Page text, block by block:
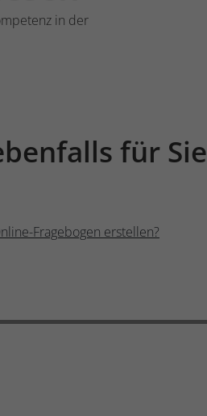
in der
für Sie
Fragebogen erstellen?